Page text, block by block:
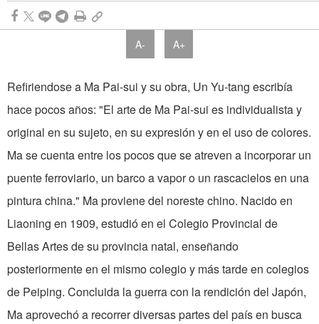
A- A+
Refiriendose a Ma Pai-sui y su obra, Un Yu-tang escribía
hace pocos años: "El arte de Ma Pai-sui es individualista y
original en su sujeto, en su expresión y en el uso de colores.
Ma se cuenta entre los pocos que se atreven a incorporar un
puente ferroviario, un barco a vapor o un rascacielos en una
pintura china." Ma proviene del noreste chino. Nacido en
Liaoning en 1909, estudió en el Colegio Provincial de
Bellas Artes de su provincia natal, enseñando
posteriormente en el mismo colegio y más tarde en colegios
de Peiping. Concluida la guerra con la rendición del Japón,
Ma aprovechó a recorrer diversas partes del país en busca